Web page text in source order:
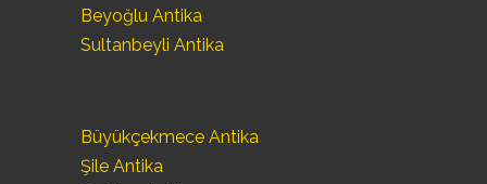
Beyoğlu Antika
Sultanbeyli Antika
Büyükçekmece Antika
Şile Antika